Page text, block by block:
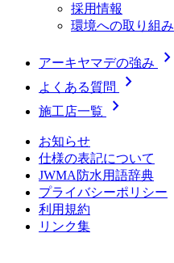
採用情報
環境への取り組み
アーキヤマデの強み chevron_right
よくある質問 chevron_right
施工店一覧 chevron_right
お知らせ
仕様の表記について
JWMA防水用語辞典
プライバシーポリシー
利用規約
リンク集